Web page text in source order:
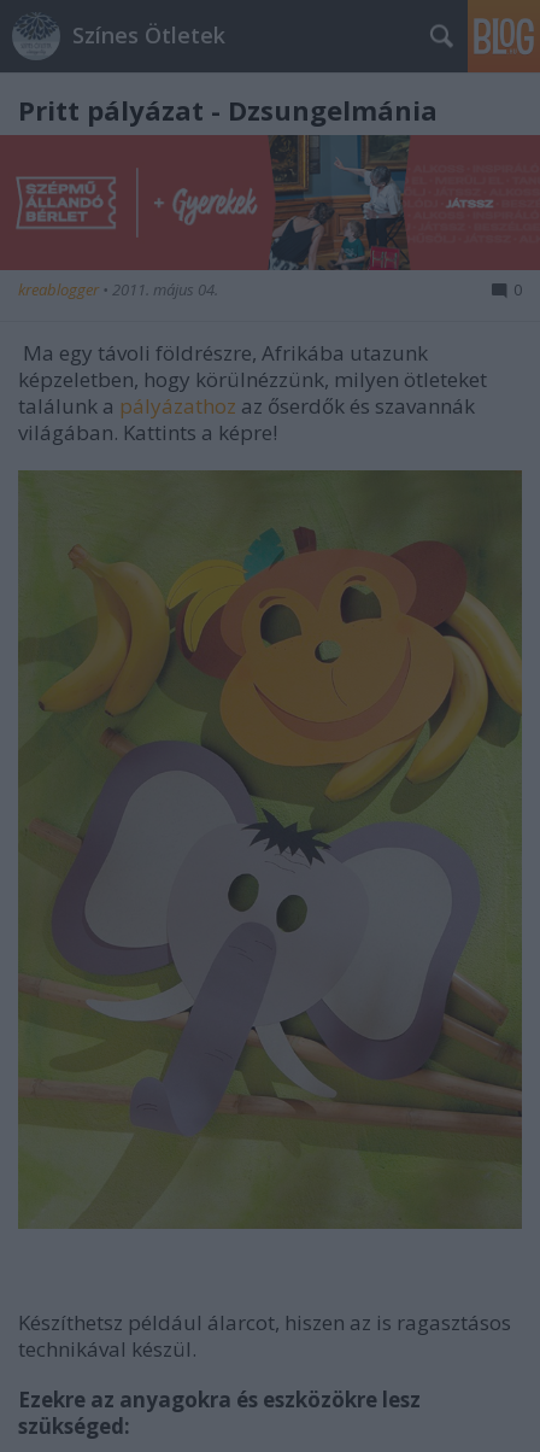
Színes Ötletek
Pritt pályázat - Dzsungelmánia
kreablogger • 2011. május 04. 0
Ma egy távoli földrészre, Afrikába utazunk
képzeletben, hogy körülnézzünk, milyen ötleteket
találunk a pályázathoz az őserdők és szavannák
világában. Kattints a képre!
Készíthetsz például álarcot, hiszen az is ragasztásos
technikával készül.
Ezekre az anyagokra és eszközökre lesz
szükséged: